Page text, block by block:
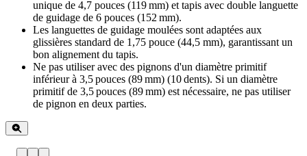
unique de 4,7 pouces (119 mm) et tapis avec double languette
de guidage de 6 pouces (152 mm).
Les languettes de guidage moulées sont adaptées aux
glissières standard de 1,75 pouce (44,5 mm), garantissant un
bon alignement du tapis.
Ne pas utiliser avec des pignons d'un diamètre primitif
inférieur à 3,5 pouces (89 mm) (10 dents). Si un diamètre
primitif de 3,5 pouces (89 mm) est nécessaire, ne pas utiliser
de pignon en deux parties.